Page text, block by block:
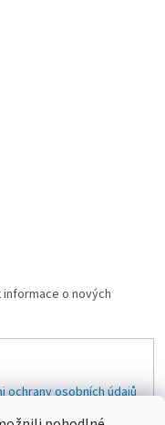
o nových
ochrany osobních údajů